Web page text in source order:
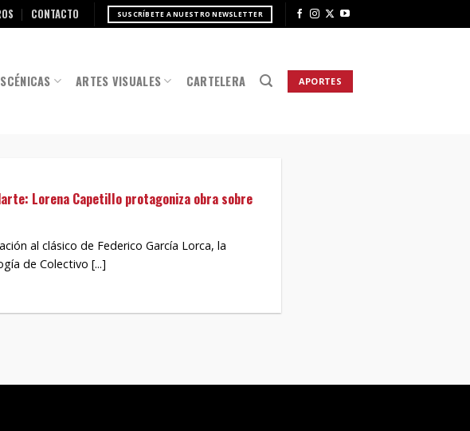
CONTACTO SUSCRÍBETE A NUESTRO NEWSLETTER
ARTES VISUALES CARTELERA APORTES
Lorena Capetillo protagoniza obra sobre
al clásico de Federico García Lorca, la
de Colectivo [...]